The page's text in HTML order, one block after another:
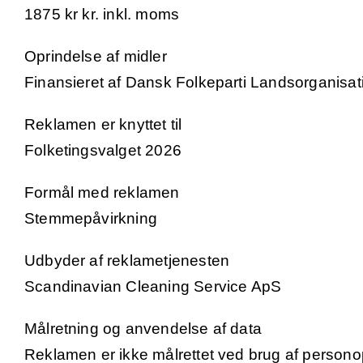
1875 kr kr. inkl. moms
Oprindelse af midler
Finansieret af Dansk Folkeparti
Reklamen er knyttet til
Folketingsvalget 2026
Formål med reklamen
Stemmepåvirkning
Udbyder af reklametjenesten
Scandinavian Cleaning Service ApS
Målretning og anvendelse af data
Reklamen er ikke målrettet ved brug af